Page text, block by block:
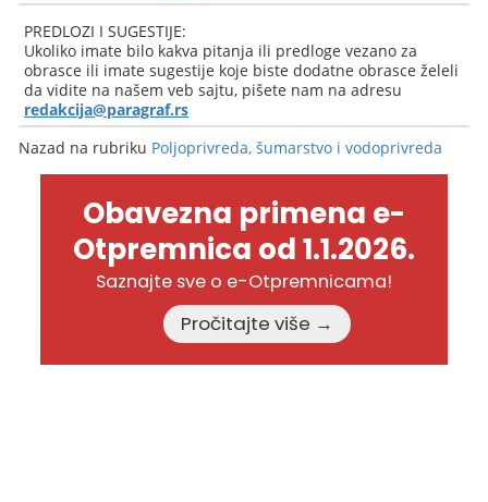
PREDLOZI I SUGESTIJE:
Ukoliko imate bilo kakva pitanja ili predloge vezano za
obrasce ili imate sugestije koje biste dodatne obrasce želeli
da vidite na našem veb sajtu, pišete nam na adresu
redakcija@paragraf.rs
Nazad na rubriku Poljoprivreda, šumarstvo i vodoprivreda
Obavezna primena e-
Otpremnica od 1.1.2026.
Saznajte sve o e-Otpremnicama!
Pročitajte više →